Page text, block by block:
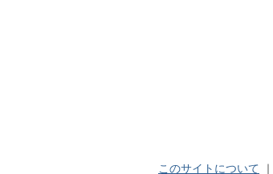
このサイトについて ｜